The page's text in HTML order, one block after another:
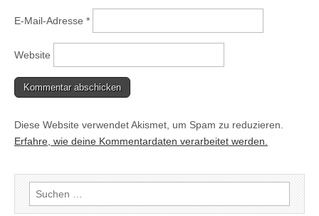
E-Mail-Adresse *
Website
Diese Website verwendet Akismet, um Spam zu reduzieren.
Erfahre, wie deine Kommentardaten verarbeitet werden.
Suchen
nach: